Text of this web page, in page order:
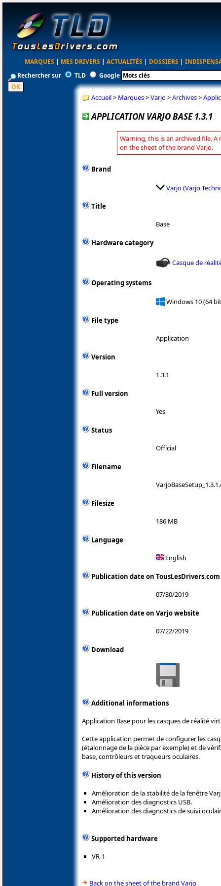
MARQUES | MES DRIVERS | ACTUALITÉS | DOSSIERS |
Rechercher sur
TLD Google
Accueil> Marques>Varjo>Archives>
APPLICATION VARJO BASE 1.3.1
Warning, this is an archived file. A
on the sheet of the brand Varjo.
Brand
Varjo (Varjo
Title
Base
Hardware category
Casque de
Operating systems
Windows 10 (64
File type
Application
Version
1.3.1
Full version
Yes
Status
Official
Filename
Filesize
186 MB
Language
English
Publication date on TousLesDrivers.com
07/30/2019
Publication date on Varjo website
07/22/2019
Download
Additional informations
Application Base pour les casques de réalité
Cette application permet de configurer les
(étalonnage de la pièce par exemple) et de
base, contrôleurs et traqueurs oculaires.
History of this version
Amélioration de la stabilité de la fenêtre
Amélioration des diagnostics USB.
Amélioration des diagnostics de suivi
Supported hardware
VR-1
Back on the sheet of the brand Varjo